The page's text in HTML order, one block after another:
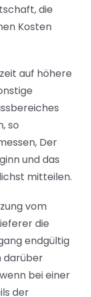
die
Kosten
auf höhere
so
Der
und das
mitteilen.
vom
die
endgültig
darüber
bei einer
der